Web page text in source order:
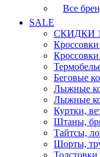
Все
SALE
СКИДКИ
Беговые
Лыжные
Лыжные
Куртки,
Штаны,
Тайтсы,
Шорты,